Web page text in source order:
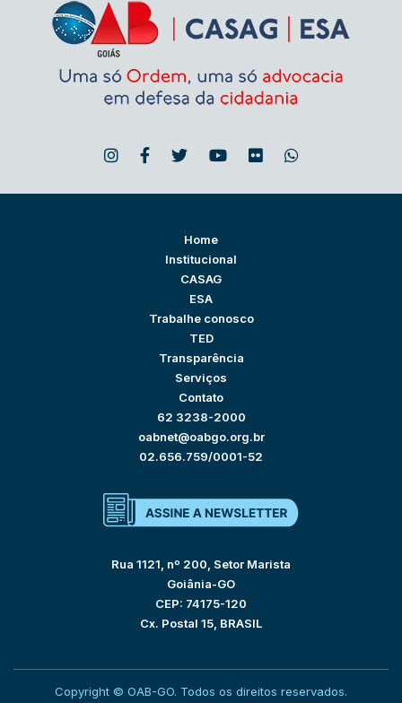
Home
Institucional
CASAG
ESA
Trabalhe conosco
TED
Transparência
Serviços
Contato
62 3238-2000
oabnet@oabgo.org.br
02.656.759/0001-52
Rua 1121, nº 200, Setor Marista
Goiânia-GO
CEP: 74175-120
Cx. Postal 15, BRASIL
Copyright © OAB-GO. Todos os direitos reservados.